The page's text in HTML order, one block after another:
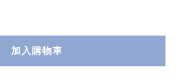
加入購物車